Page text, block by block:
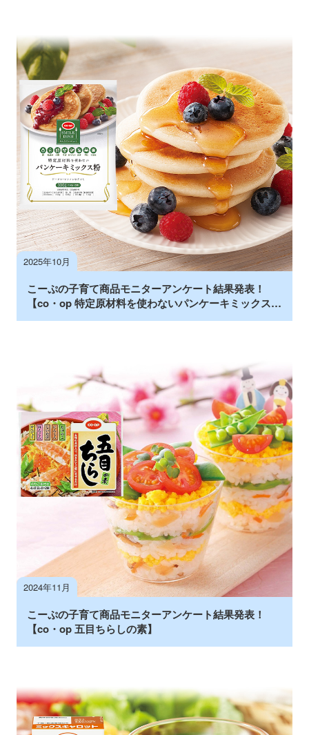
2025年10月
こーぷの子育て商品モニターアンケート結果発表！
【co・op 特定原材料を使わないパンケーキミックス
粉】
2024年11月
こーぷの子育て商品モニターアンケート結果発表！
【co・op 五目ちらしの素】